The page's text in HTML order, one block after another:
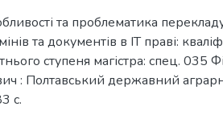
та проблематика
та документів в ІТ праві:
ступеня магістра: спец. 035
: Полтавський державний
с.